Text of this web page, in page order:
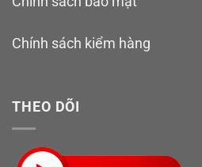
Chính sách kiểm hàng
THEO DÕI